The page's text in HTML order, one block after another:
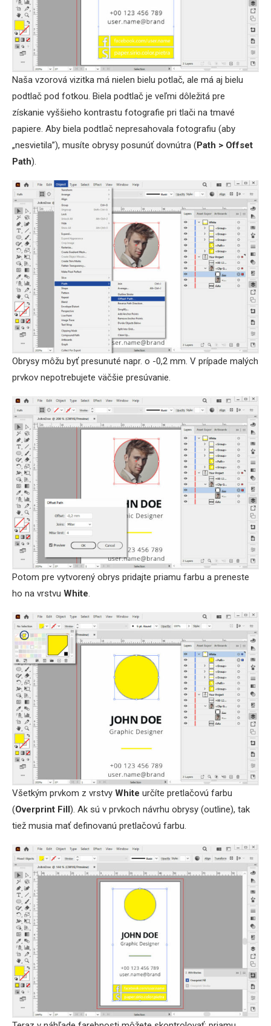
Naša vzorová vizitka má nielen bielu potlač, ale má aj bielu
podtlač pod fotkou. Biela podtlač je veľmi dôležitá pre
získanie vyššieho kontrastu fotografie pri tlači na tmavé
papiere. Aby biela podtlač nepresahovala fotografiu (aby
„nesvietila”), musíte obrysy posunúť dovnútra (Path > Offset
Path).
Obrysy môžu byť presunuté napr. o -0,2 mm. V prípade malých
prvkov nepotrebujete väčšie presúvanie.
Potom pre vytvorený obrys pridajte priamu farbu a preneste
ho na vrstvu White.
Všetkým prvkom z vrstvy White určíte pretlačovú farbu
(Overprint Fill). Ak sú v prvkoch návrhu obrysy (outline), tak
tiež musia mať definovanú pretlačovú farbu.